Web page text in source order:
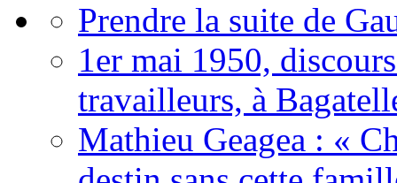
Prendre la suite de
1er mai 1950,
travailleurs, à
Mathieu Geagea : «